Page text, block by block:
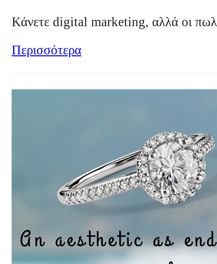
Κάνετε digital marketing, αλλά οι
Περισσότερα